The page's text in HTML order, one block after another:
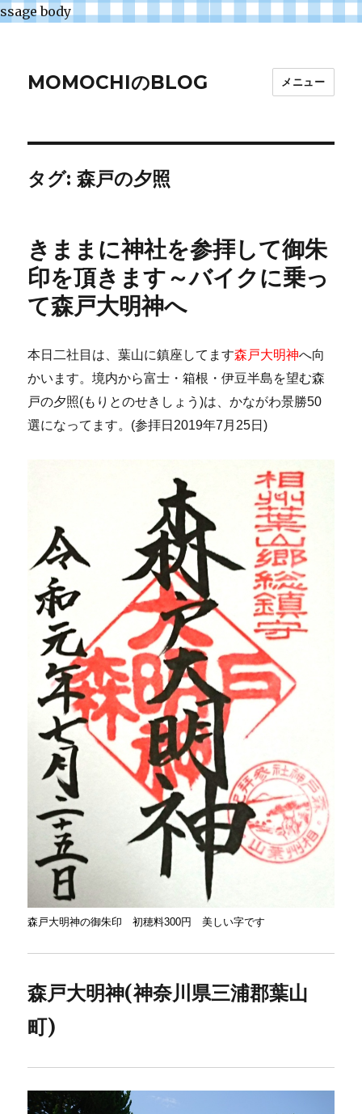
ssage body
MOMOCHIのBLOG メニュー
タグ:森戸の夕照
きままに神社を参拝して御朱
印を頂きます～バイクに乗っ
て森戸大明神へ
本日二社目は、葉山に鎮座してます森戸大明神へ向
かいます。境内から富士・箱根・伊豆半島を望む森
戸の夕照(もりとのせきしょう)は、かながわ景勝50
選になってます。(参拝日2019年7月25日)
森戸大明神の御朱印 初穂料300円 美しい字です
森戸大明神(神奈川県三浦郡葉山
町)